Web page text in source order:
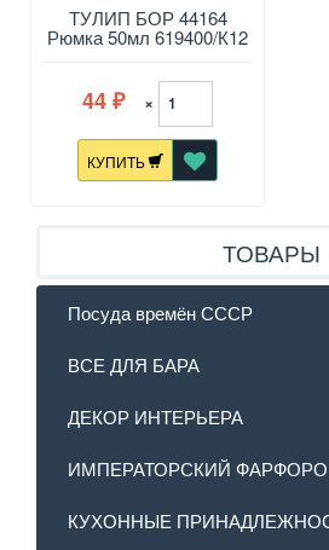
ТУЛИП БОР 44164
Рюмка 50мл 619400/К12
44 ₽ ×
КУПИТЬ
ТОВАРЫ
Посуда времён СССР
ВСЕ ДЛЯ БАРА
ДЕКОР ИНТЕРЬЕРА
ИМПЕРАТОРСКИЙ
КУХОННЫЕ